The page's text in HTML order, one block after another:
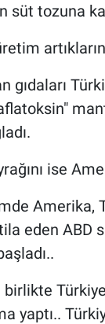
süt tozuna
ise
Amerika,
eden ABD
yaptı..